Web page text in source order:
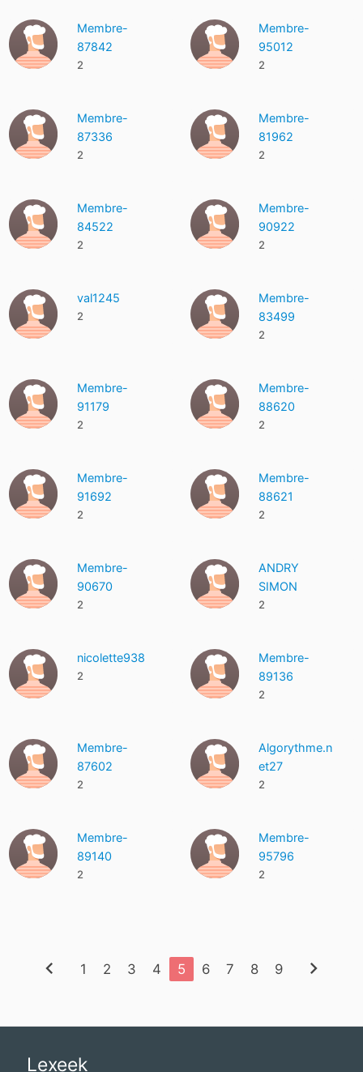
Membre-
87842
2
Membre-
95012
2
Membre-
87336
2
Membre-
81962
2
Membre-
84522
2
Membre-
90922
2
val1245
2
Membre-
83499
2
Membre-
91179
2
Membre-
88620
2
Membre-
91692
2
Membre-
88621
2
Membre-
90670
2
ANDRY
SIMON
2
nicolette938
2
Membre-
89136
2
Membre-
87602
2
Algorythme.n
et27
2
Membre-
89140
2
Membre-
95796
2
chevron_left 1 2 3 4 5 6 7 8 9 chevron_right
Lexeek